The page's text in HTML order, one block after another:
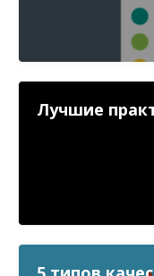
Лучшие